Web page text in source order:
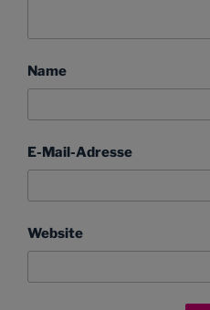
Name
E-Mail-Adresse
Website